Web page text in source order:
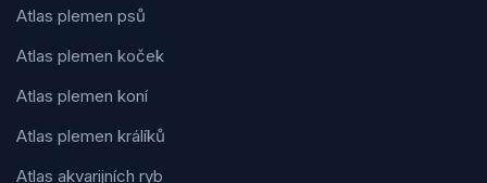
Atlas plemen psů
Atlas plemen koček
Atlas plemen koní
Atlas plemen králíků
Atlas akvarijních ryb